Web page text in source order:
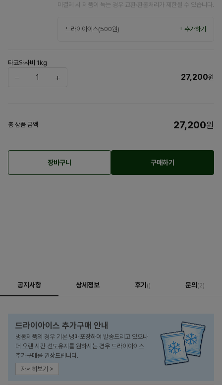
미결제 시 제품이 녹는 경우 교환·환불처리가 제한될 수 있습니다.
드라이아이스(500원) + 추가하기
타코와사비 1kg
27,200원
총 상품 금액 27,200원
장바구니 구매하기
공지사항 상세정보 후기 () 문의 (2)
드라이아이스 추가구매 안내
냉동제품의 경우 기본 냉매포장하여 발송드리고 있으나
더 오랜 시간 선도유지를 원하시는 경우 드라이아이스
추가구매를 권장드립니다.
자세히보기 >